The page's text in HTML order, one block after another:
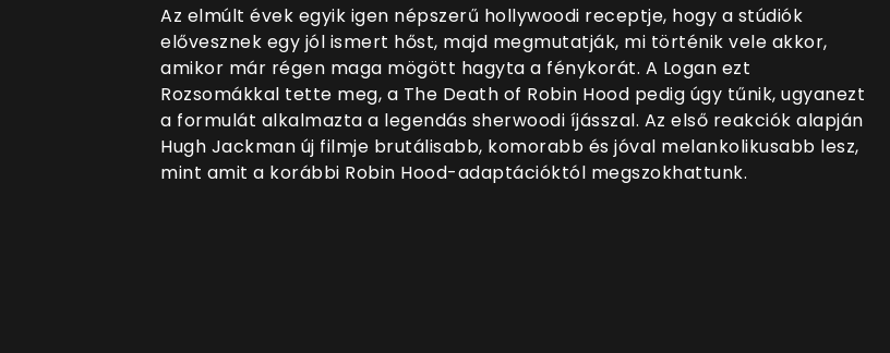
Az elmúlt évek egyik igen népszerű hollywoodi receptje, hogy a stúdiók
elővesznek egy jól ismert hőst, majd megmutatják, mi történik vele akkor,
amikor már régen maga mögött hagyta a fénykorát. A Logan ezt
Rozsomákkal tette meg, a The Death of Robin Hood pedig úgy tűnik, ugyanezt
a formulát alkalmazta a legendás sherwoodi íjásszal. Az első reakciók alapján
Hugh Jackman új filmje brutálisabb, komorabb és jóval melankolikusabb lesz,
mint amit a korábbi Robin Hood-adaptációktól megszokhattunk.